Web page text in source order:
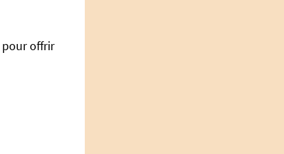
pour offrir